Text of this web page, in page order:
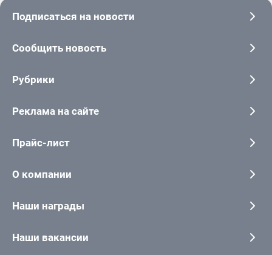
Подписаться на новости
Сообщить новость
Рубрики
Реклама на сайте
Прайс-лист
О компании
Наши награды
Наши вакансии